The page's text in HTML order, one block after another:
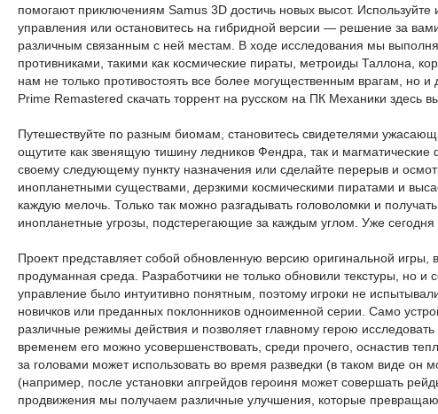
помогают приключениям Samus 3D достичь новых высот.
управления или остановитесь на гибридной версии — решение за
различным связанным с ней местам. В ходе исследования мы
противниками, такими как космические пираты, метроиды Таллона,
нам не только противостоять все более могущественным врагам, но
Prime Remastered скачать торрент на русском на ПК Механики здесь
Путешествуйте по разным биомам, становитесь свидетелями
ощутите как звенящую тишину ледников Фендра, так и
своему следующему пункту назначения или сделайте перерыв и
инопланетными существами, дерзкими космическими пиратами и
каждую мелочь. Только так можно разгадывать головоломки и
инопланетные угрозы, подстерегающие за каждым углом. Уже
Проект представляет собой обновленную версию оригинальной
продуманная среда. Разработчики не только обновили текстуры, но
управление было интуитивно понятным, поэтому игроки не
новичков или преданных поклонников одноименной серии. Само
различные режимы действия и позволяет главному герою
временем его можно усовершенствовать, среди прочего, оснастив
за головами может использовать во время разведки (в таком виде
(например, после установки апгрейдов героиня может совершать
продвижения мы получаем различные улучшения, которые